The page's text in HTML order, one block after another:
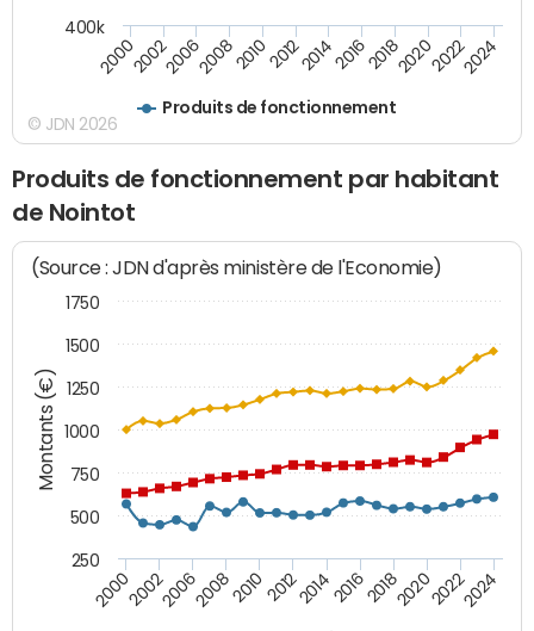
Produits de fonctionnement
200020022006200820102012201420162018202020222024
400k
© JDN 2026
Produits de fonctionnement par habitant
de Nointot
Montants (€)
(Source : JDN d'après ministère de l'Economie)
200020022006200820102012201420162018202020222024
250
500
750
1000
1250
1500
1750